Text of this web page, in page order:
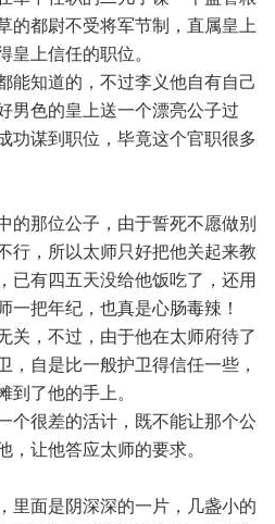
的都尉不受将军节制，直属皇上
皇上信任的职位。
知道的，不过李义他自有自己
男色的皇上送一个漂亮公子过
功谋到职位，毕竟这个官职很多
那位公子，由于誓死不愿做别
行，所以太师只好把他关起来教
已有四五天没给他饭吃了，还用
一把年纪，也真是心肠毒辣！
，不过，由于他在太师府待了
，自是比一般护卫得信任一些，
到了他的手上。
很差的活计，既不能让那个公
，让他答应太师的要求。
面是阴深深的一片，几盏小的